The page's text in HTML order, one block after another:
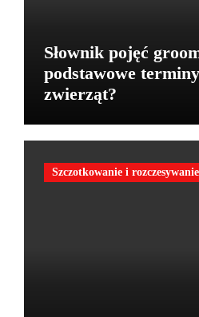
Słownik pojęć
podstawowe
zwierząt?
Szczotkowanie i